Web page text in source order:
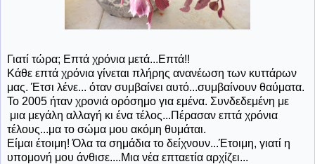
Γιατί τώρα; Επτά χρόνια μετά...Επτά!!
Κάθε επτά χρόνια γίνεται πλήρης ανανέωση των κυττάρων
μας. Έτσι λένε... όταν συμβαίνει αυτό...συμβαίνουν θαύματα.
Το 2005 ήταν χρονιά ορόσημο για εμένα. Συνδεδεμένη με
μια μεγάλη αλλαγή κι ένα τέλος...Πέρασαν επτά χρόνια
τέλους...μα το σώμα μου ακόμη θυμάται.
Είμαι έτοιμη! Όλα τα σημάδια το δείχνουν...Έτοιμη, γιατί η
υπομονή μου άνθισε....Μια νέα επταετία αρχίζει...